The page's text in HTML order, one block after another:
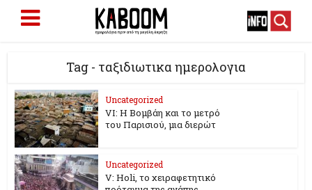
Tag - ταξιδιωτικα ημερολογια
Uncategorized
VI: Η Βομβάη και το μετρό
του Παρισιού, μια διερώτ
Uncategorized
V: Holi, το χειραφετητικό